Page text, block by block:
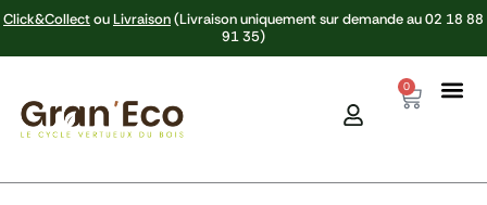
Aller
contenu
Click&CollectouLivraison(Livraison uniquement sur demande au 02 18 88
91 35)
0
Panier